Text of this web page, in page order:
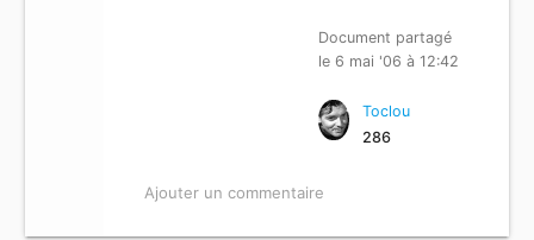
Document partagé
le 6 mai '06 à 12:42
Toclou
286
Ajouter un commentaire